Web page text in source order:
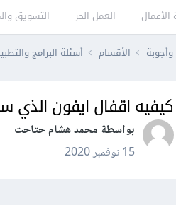
الأعمال العمل الحر التسويق
الأقسام أسئلة البرامج
كيفيه اقفال ايفون الذي
بواسطة محمد هشام حتاحت
15 نوفمبر 2020